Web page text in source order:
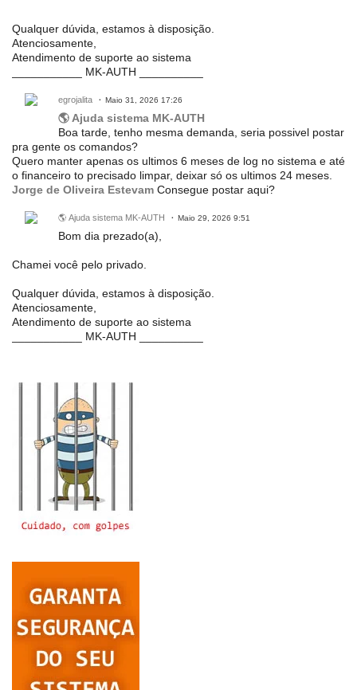
Qualquer dúvida, estamos à disposição.
Atenciosamente,
Atendimento de suporte ao sistema
___________ MK-AUTH __________
egrojalita Maio 31, 2026 17:26
🌎 Ajuda sistema MK-AUTH
Boa tarde, tenho mesma demanda, seria possivel postar
pra gente os comandos?
Quero manter apenas os ultimos 6 meses de log no sistema e até
o financeiro to precisado limpar, deixar só os ultimos 24 meses.
Jorge de Oliveira Estevam Consegue postar aqui?
🌎 Ajuda sistema MK-AUTH Maio 29, 2026 9:51
Bom dia prezado(a),
Chamei você pelo privado.
Qualquer dúvida, estamos à disposição.
Atenciosamente,
Atendimento de suporte ao sistema
___________ MK-AUTH __________